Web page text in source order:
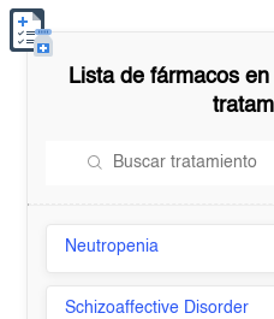
Lista de fármacos en
Neutropenia
Schizoaffective Disorder